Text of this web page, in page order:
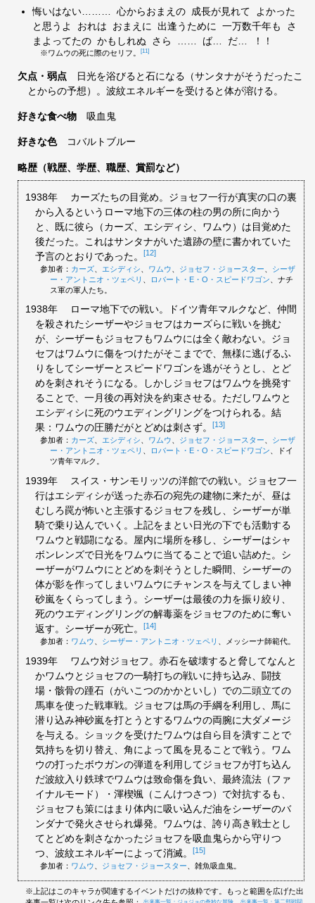
悔いはない……… 心からおまえの 成長が見れて よかった
と思うよ おれは おまえに 出逢うために 一万数千年も さ
まよってたの かもしれぬ さら …… ば… だ… ！！
※ワムウの死に際のセリフ。 [11]
欠点・弱点
日光を浴びると石になる（サンタナがそうだったこ
とからの予想）。波紋エネルギーを受けると体が溶ける。
好きな食べ物 吸血鬼
好きな色 コバルトブルー
略歴（戦歴、学歴、職歴、賞罰など）
1938年
カーズたちの目覚め。ジョセフ一行が真実の口の裏
から入るというローマ地下の三体の柱の男の所に向かう
と、既に彼ら（カーズ、エシディシ、ワムウ）は目覚めた
後だった。これはサンタナがいた遺跡の壁に書かれていた
予言のとおりであった。
[12]
参加者： カーズ エシディシ ワムウ ジョセフ・ジョースター
シーザ
ー・アントニオ・ツェペリ
ロバート・E・O・スピードワゴン 、ナチ
ス軍の軍人たち。
1938年
ローマ地下での戦い。ドイツ青年マルクなど、仲間
を殺されたシーザーやジョセフはカーズらに戦いを挑む
が、シーザーもジョセフもワムウには全く敵わない。ジョ
セフはワムウに傷をつけたがそこまでで、無様に逃げるふ
りをしてシーザーとスピードワゴンを逃がそうとし、とど
めを刺されそうになる。しかしジョセフはワムウを挑発す
ることで、一月後の再対決を約束させる。ただしワムウと
エシディシに死のウエディングリングをつけられる。結
果：ワムウの圧勝だがとどめは刺さず。
[13]
参加者： カーズ エシディシ ワムウ ジョセフ・ジョースター
シーザ
ー・アントニオ・ツェペリ
ロバート・E・O・スピードワゴン 、ドイ
ツ青年マルク。
1939年
スイス・サンモリッツの洋館での戦い。ジョセフ一
行はエシディシが送った赤石の宛先の建物に来たが、昼は
むしろ罠が怖いと主張するジョセフを残し、シーザーが単
騎で乗り込んでいく。上記をまとい日光の下でも活動する
ワムウと戦闘になる。屋内に場所を移し、シーザーはシャ
ボンレンズで日光をワムウに当てることで追い詰めた。シ
ーザーがワムウにとどめを刺そうとした瞬間、シーザーの
体が影を作ってしまいワムウにチャンスを与えてしまい神
砂嵐をくらってしまう。シーザーは最後の力を振り絞り、
死のウエディングリングの解毒薬をジョセフのために奪い
返す。シーザーが死亡。
[14]
参加者： ワムウ シーザー・アントニオ・ツェペリ 、メッシーナ師範代。
1939年
ワムウ対ジョセフ。赤石を破壊すると脅してなんと
かワムウとジョセフの一騎打ちの戦いに持ち込み、闘技
場・骸骨の踵石（がいこつのかかといし）での二頭立ての
馬車を使った戦車戦。ジョセフは馬の手綱を利用し、馬に
潜り込み神砂嵐を打とうとするワムウの両腕に大ダメージ
を与える。ショックを受けたワムウは自ら目を潰すことで
気持ちを切り替え、角によって風を見ることで戦う。ワム
ウの打ったボウガンの弾道を利用してジョセフが打ち込ん
だ波紋入り鉄球でワムウは致命傷を負い、最終流法（ファ
イナルモード）・渾楔颯（こんけつさつ）で対抗するも、
ジョセフも策にはまり体内に吸い込んだ油をシーザーのバ
ンダナで発火させられ爆発。ワムウは、誇り高き戦士とし
てとどめを刺さなかったジョセフを吸血鬼らから守りつ
つ、波紋エネルギーによって消滅。
[15]
参加者： ワムウ ジョセフ・ジョースター 、雑魚吸血鬼。
※上記はこのキャラが関連するイベントだけの抜粋です。もっと範囲を広げた出